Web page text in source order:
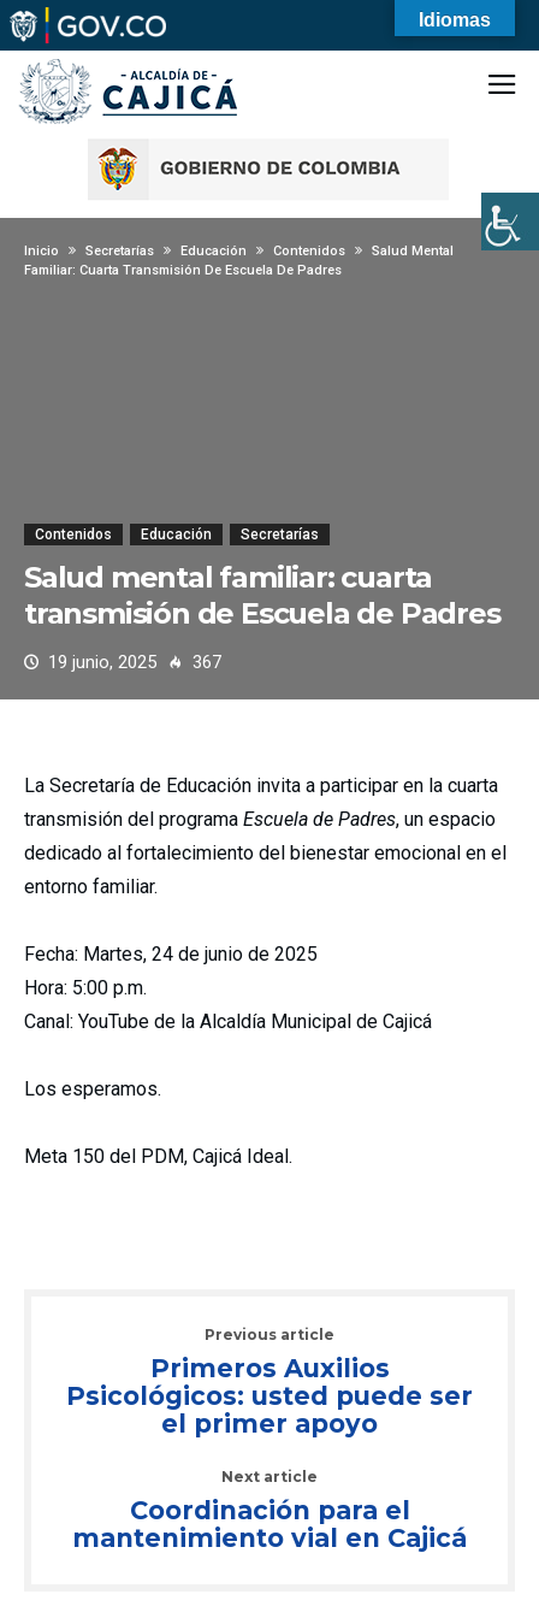
Inicio Secretarías Educación Contenidos
Salud Mental
Familiar: Cuarta Transmisión De Escuela De Padres
Contenidos Educación Secretarías
Salud mental familiar: cuarta
transmisión de Escuela de Padres
19 junio, 2025 367
La Secretaría de Educación invita a participar en la cuarta
transmisión del programa Escuela de Padres, un espacio
dedicado al fortalecimiento del bienestar emocional en el
entorno familiar.
Fecha: Martes, 24 de junio de 2025
Hora: 5:00 p.m.
Canal: YouTube de la Alcaldía Municipal de Cajicá
Los esperamos.
Meta 150 del PDM, Cajicá Ideal.
Previous article
Primeros Auxilios
Psicológicos: usted puede ser
el primer apoyo
Next article
Coordinación para el
mantenimiento vial en Cajicá
Idiomas